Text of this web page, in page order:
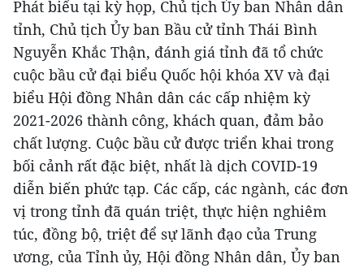
Phát biểu tại kỳ họp, Chủ tịch Ủy ban Nhân dân
tỉnh, Chủ tịch Ủy ban Bầu cử tỉnh Thái Bình
Nguyễn Khắc Thận, đánh giá tỉnh đã tổ chức
cuộc bầu cử đại biểu Quốc hội khóa XV và đại
biểu Hội đồng Nhân dân các cấp nhiệm kỳ
2021-2026 thành công, khách quan, đảm bảo
chất lượng. Cuộc bầu cử được triển khai trong
bối cảnh rất đặc biệt, nhất là dịch COVID-19
diễn biến phức tạp. Các cấp, các ngành, các đơn
vị trong tỉnh đã quán triệt, thực hiện nghiêm
túc, đồng bộ, triệt để sự lãnh đạo của Trung
ương, của Tỉnh ủy, Hội đồng Nhân dân, Ủy ban